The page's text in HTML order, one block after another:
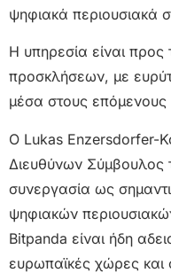
ψηφιακά περιουσιακά
Η υπηρεσία είναι
προσκλήσεων, με
μέσα στους επόμενους
Ο Lukas Enzersdorfer-
Διευθύνων Σύμβουλος
συνεργασία ως
ψηφιακών
Bitpanda είναι ήδη
ευρωπαϊκές χώρες και